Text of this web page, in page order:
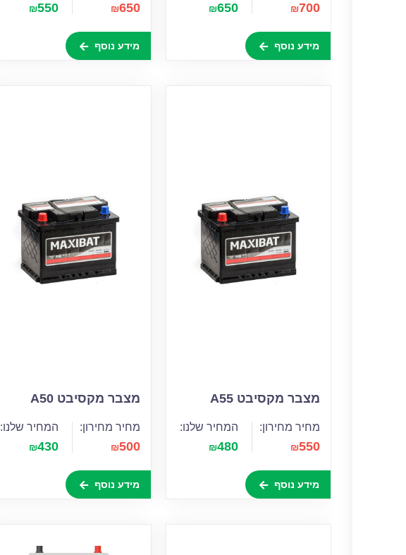
₪700
₪650
מידע נוסף
₪650
₪550
מידע נוסף
מצבר מקסיבט A55
מחיר מחירון:
₪550
המחיר שלנו:
₪480
מידע נוסף
מצבר מקסיבט A50
מחיר מחירון:
₪500
המחיר שלנו:
₪430
מידע נוסף